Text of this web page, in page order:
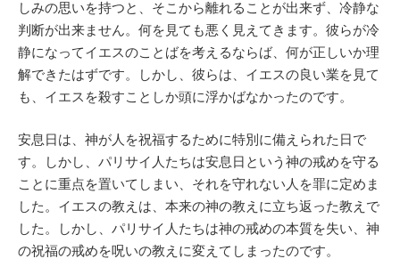
しみの思いを持つと、そこから離れることが出来ず、冷静な
判断が出来ません。何を見ても悪く見えてきます。彼らが冷
静になってイエスのことばを考えるならば、何が正しいか理
解できたはずです。しかし、彼らは、イエスの良い業を見て
も、イエスを殺すことしか頭に浮かばなかったのです。
安息日は、神が人を祝福するために特別に備えられた日で
す。しかし、パリサイ人たちは安息日という神の戒めを守る
ことに重点を置いてしまい、それを守れない人を罪に定めま
した。イエスの教えは、本来の神の教えに立ち返った教えで
した。しかし、パリサイ人たちは神の戒めの本質を失い、神
の祝福の戒めを呪いの教えに変えてしまったのです。